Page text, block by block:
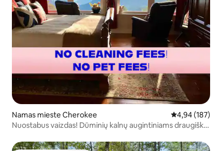
Namas mieste Cherokee Vidutinis
4,94 (187)
Nuostabus vaizdas! Dūminių kalnų augintiniams draugiški